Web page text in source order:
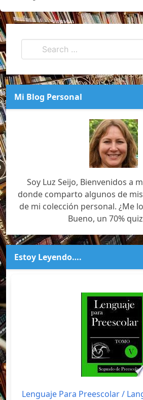
Mi Blog Personal
Soy Luz Seijo, Bienvenidos a
donde comparto algunos de
de mi colección personal. ¿Me
Bueno, un 70%
Estoy Leyendo….
Lenguaje Para Preescolar /